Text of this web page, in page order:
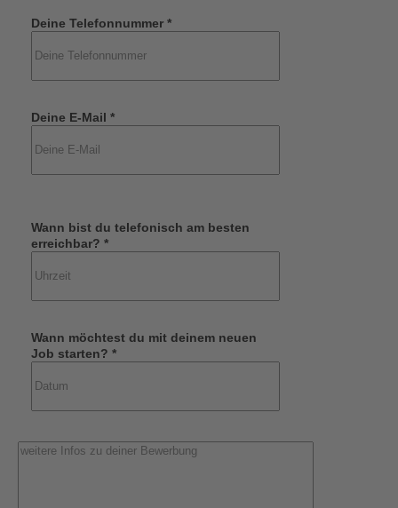
Deine Telefonnummer *
Deine E-Mail *
Wann bist du telefonisch am besten
erreichbar? *
Wann möchtest du mit deinem neuen
Job starten? *